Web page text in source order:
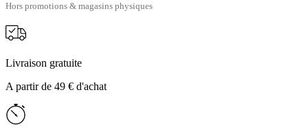
Hors promotions & magasins physiques
Livraison gratuite
A partir de 49 € d'achat